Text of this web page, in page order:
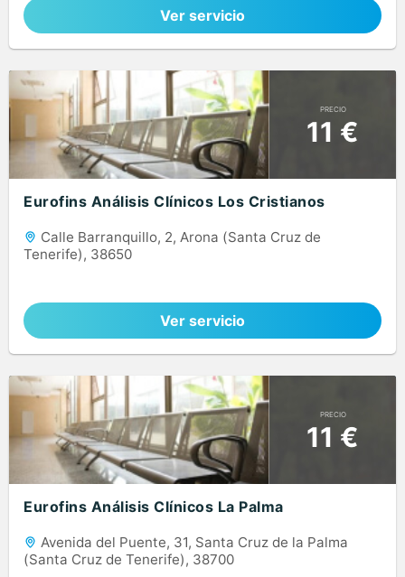
Ver servicio
PRECIO
11 €
Eurofins Análisis Clínicos Los Cristianos
Calle Barranquillo, 2, Arona (Santa Cruz de
Tenerife), 38650
Ver servicio
PRECIO
11 €
Eurofins Análisis Clínicos La Palma
Avenida del Puente, 31, Santa Cruz de la Palma
(Santa Cruz de Tenerife), 38700